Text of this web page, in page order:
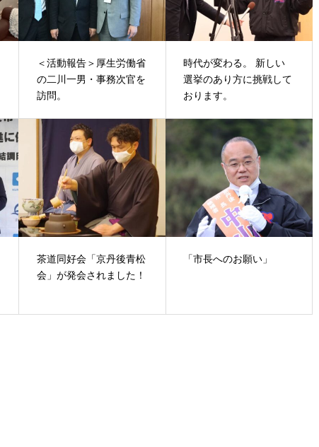
＜活動報告＞厚生労働省
の二川一男・事務次官を
訪問。
時代が変わる。 新しい
選挙のあり方に挑戦して
おります。
茶道同好会「京丹後青松
会」が発会されました！
「市長へのお願い」